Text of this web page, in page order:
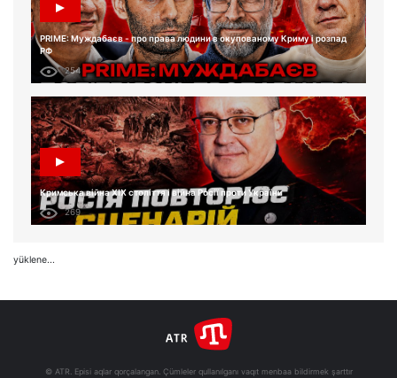
PRIME: Муждабаєв - про права людини в окупованому Криму і розпад
РФ
254
Кримська війна XIX століття і війна Росії проти України
269
yüklene...
© ATR. Episi aqlar qorçalangan. Çümleler qullanılganı vaqıt menbaa bildirmek şarttır